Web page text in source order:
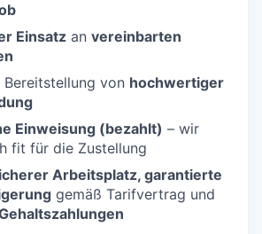
Einsatz an vereinbarten
Bereitstellung von hochwertiger
Einweisung (bezahlt) – wir
fit für die Zustellung
Arbeitsplatz, garantierte
gemäß Tarifvertrag und